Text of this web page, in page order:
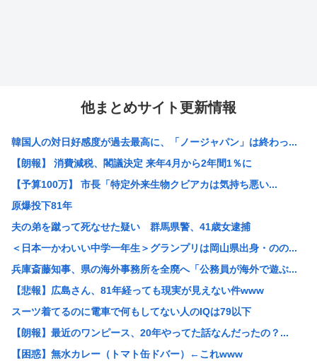
他まとめサイト更新情報
韓国人の対日好感度が過去最高に、「ノージャパン」は終わっ...
【朗報】 消費減税、閣議決定 来年4月から2年間1％に
【予算100万】 市長「特定外来生物クビアカは気持ち悪い...
原爆投下81年
夫の弟を蹴って死なせた疑い 群馬県警、41歳女逮捕
＜日本一かわいい中学一年生＞グランプリは岡山県出身・のの...
兵庫斎藤知事、県の海外事務所を全廃へ「公務員が海外で遊ぶ...
【悲報】広島さん、81年経っても現実が見えない件www
スーツ着てるのに電車で何もしてない人のIQは79以下
【朗報】最近のワンピース、20年やってた話なんだったの？...
【困惑】無水カレー（トマト缶ドバー）←これwww